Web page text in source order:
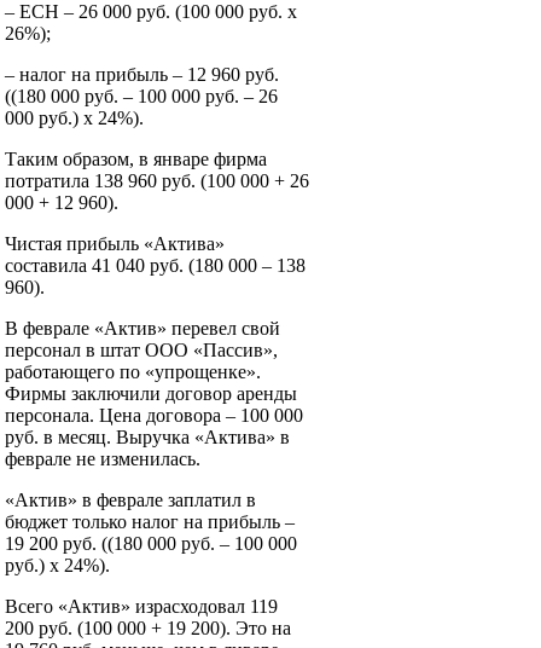
– ЕСН – 26 000 руб. (100 000 руб. x
26%);
– налог на прибыль – 12 960 руб.
((180 000 руб. – 100 000 руб. – 26
000 руб.) x 24%).
Таким образом, в январе фирма
потратила 138 960 руб. (100 000 + 26
000 + 12 960).
Чистая прибыль «Актива»
составила 41 040 руб. (180 000 – 138
960).
В феврале «Актив» перевел свой
персонал в штат ООО «Пассив»,
работающего по «упрощенке».
Фирмы заключили договор аренды
персонала. Цена договора – 100 000
руб. в месяц. Выручка «Актива» в
феврале не изменилась.
«Актив» в феврале заплатил в
бюджет только налог на прибыль –
19 200 руб. ((180 000 руб. – 100 000
руб.) x 24%).
Всего «Актив» израсходовал 119
200 руб. (100 000 + 19 200). Это на